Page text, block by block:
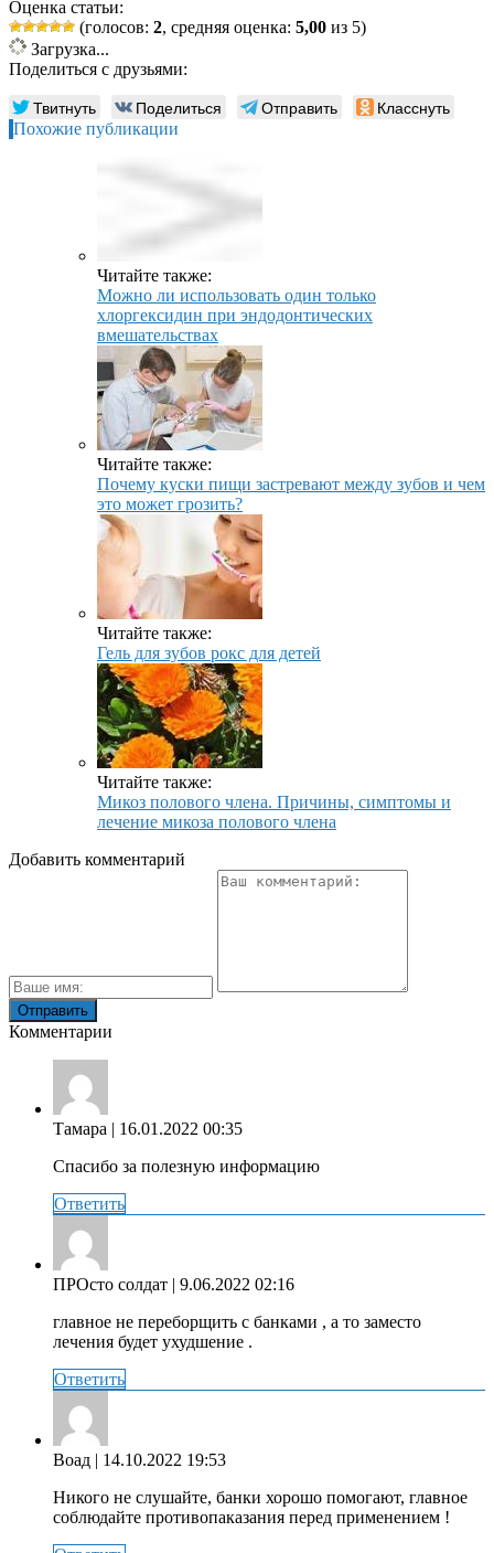
Оценка статьи:
(голосов: 2, средняя оценка: 5,00 из 5)
Загрузка...
Поделиться с друзьями:
Твитнуть Поделиться Отправить Класснуть
Похожие публикации
Читайте также:
Можно ли использовать один только
хлоргексидин при эндодонтических
вмешательствах
Читайте также:
Почему куски пищи застревают между зубов и чем
это может грозить?
Читайте также:
Гель для зубов рокс для детей
Читайте также:
Микоз полового члена. Причины, симптомы и
лечение микоза полового члена
Добавить комментарий
Комментарии
Тамара | 16.01.2022 00:35
Спасибо за полезную информацию
Ответить
ПРОсто солдат | 9.06.2022 02:16
главное не переборщить с банками , а то заместо
лечения будет ухудшение .
Ответить
Воад | 14.10.2022 19:53
Никого не слушайте, банки хорошо помогают, главное
соблюдайте противопаказания перед применением !